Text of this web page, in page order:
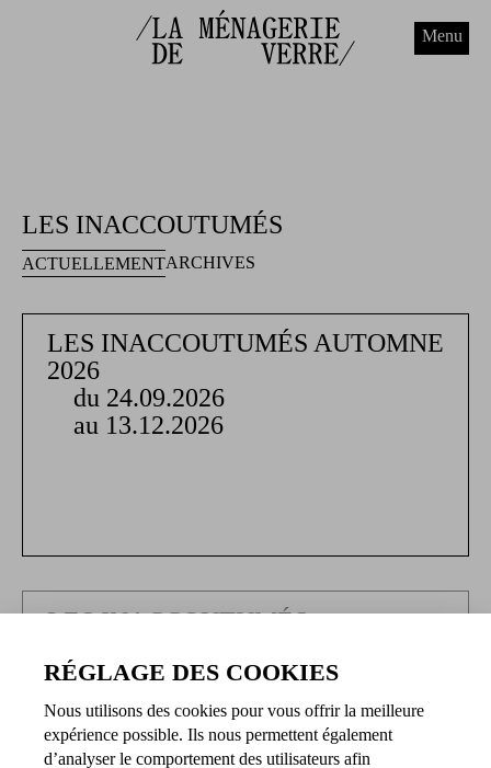
Menu
LES INACCOUTUMÉS
ACTUELLEMENTARCHIVES
LES INACCOUTUMÉS AUTOMNE
2026
du 24.09.2026
au 13.12.2026
LES INACCOUTUMÉS
du 12.03.2026
au 02.04.2026
RÉGLAGE DES COOKIES
Nous utilisons des cookies pour vous offrir la meilleure
expérience possible. Ils nous permettent également
d’analyser le comportement des utilisateurs afin